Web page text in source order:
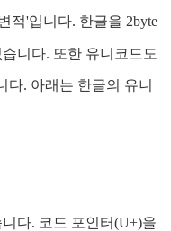
적'입니다. 한글을 2byte
니다. 또한 유니코드도
다. 아래는 한글의 유니
다. 코드 포인터(U+)을